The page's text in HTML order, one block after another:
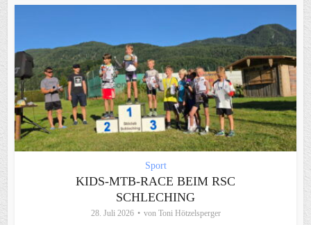
Sport
KIDS-MTB-RACE BEIM RSC
SCHLECHING
28. Juli 2026 von Toni Hötzelsperger